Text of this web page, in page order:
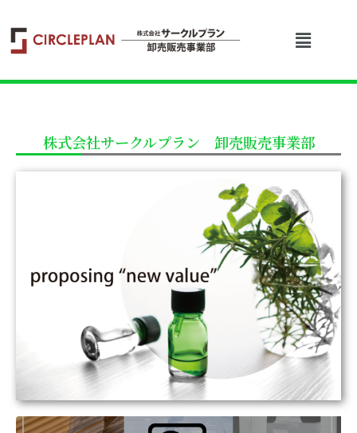
株式会社サークルプラン 卸売販売事業部